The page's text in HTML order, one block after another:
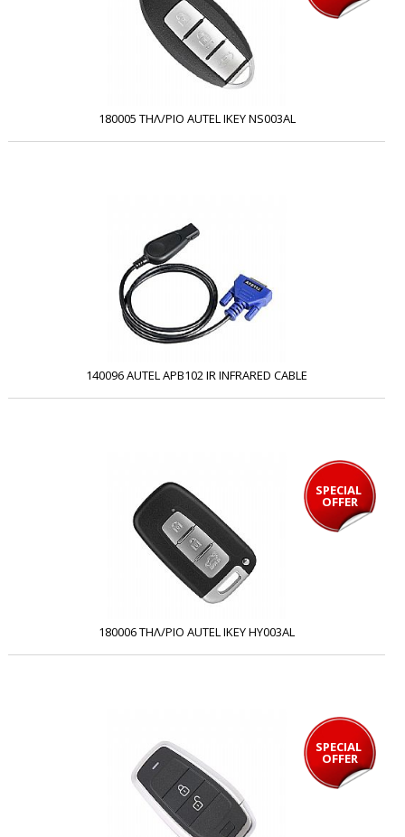
180005 ΤΗΛ/ΡΙΟ AUTEL IKEY NS003AL
140096 AUTEL APB102 IR INFRARED CABLE
SPECIAL
OFFER
180006 ΤΗΛ/ΡΙΟ AUTEL IKEY HY003AL
SPECIAL
OFFER